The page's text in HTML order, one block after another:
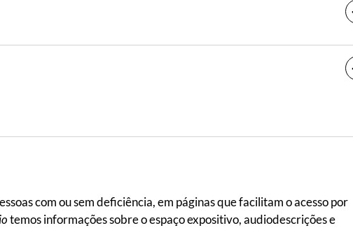
com ou sem deficiência, em páginas que facilitam o acesso por
temos informações sobre o espaço expositivo, audiodescrições e